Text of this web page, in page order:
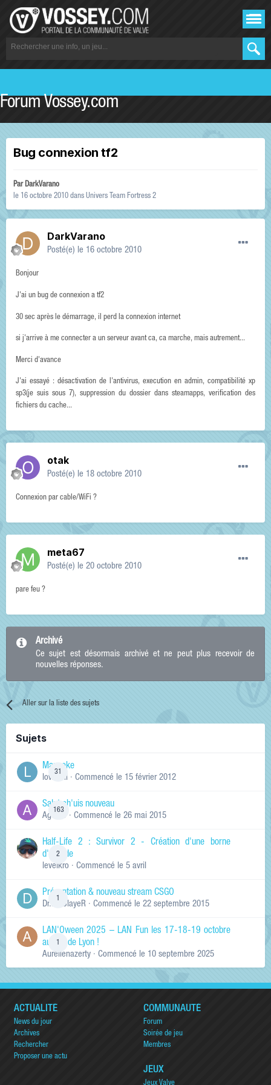
Forum Vossey.com
Bug connexion tf2
ParDarkVarano
le 16 octobre 2010 dans Univers Team Fortress 2
DarkVarano
Posté(e) le 16 octobre 2010
Bonjour
J'ai un bug de connexion a tf2
30 sec après le démarrage, il perd la connexion internet
si j'arrive à me connecter a un serveur avant ca, ca marche, mais autrement...
Merci d'avance
J'ai essayé : désactivation de l'antivirus, execution en admin, compatibilité xp
sp3(je suis sous 7), suppression du dossier dans steamapps, verification des
fichiers du cache...
otak
Posté(e) le 18 octobre 2010
Connexion par cable/WiFi ?
meta67
Posté(e) le 20 octobre 2010
pare feu ?
Archivé
Ce sujet est désormais archivé et ne peut plus recevoir de
nouvelles réponses.
Aller sur la liste des sujets
Sujets
31
Manneke
lowskill · Commencé le 15 février 2012
163
Salut ch'uis nouveau
Ag0Nie · Commencé le 26 mai 2015
2
Half-Life 2 : Survivor 2 - Création d'une borne
d'arcade
levelkro · Commencé le 5 avril
Présentation & nouveau stream CSGO
Dr.KinSlayeR · Commencé le 22 septembre 2015
LAN'Oween 2025 – LAN Fun les 17-18-19 octobre
au sud de Lyon !
Aurelienazerty · Commencé le 10 septembre 2025
ACTUALITÉ
News du jour
Archives
Rechercher
Proposer une actu
COMMUNAUTÉ
Forum
Soirée de jeu
Membres
JEUX